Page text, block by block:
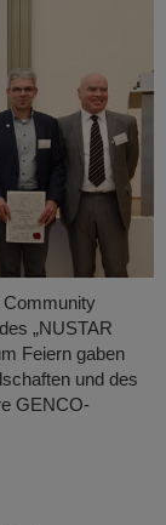
Community
„NUSTAR
Feiern gaben
und des
GENCO-